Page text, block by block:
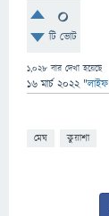
0
টি ভোট
1,028 বার দেখা হয়েছে
16 মার্চ 2022 "লাইফ
মেঘ কুয়াশা